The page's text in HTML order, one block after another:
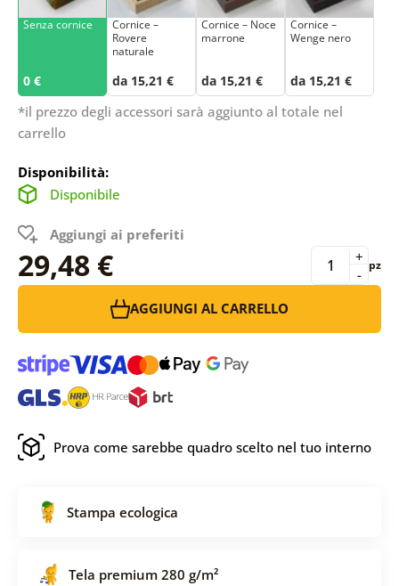
Senza cornice
0 €
Cornice –
Rovere
naturale
da 15,21 €
Cornice – Noce
marrone
da 15,21 €
Cornice –
Wenge nero
da 15,21 €
*il prezzo degli accessori sarà aggiunto al totale nel
carrello
Disponibilità:
Disponibile
Aggiungi ai preferiti
29,48 € -
+ pz
AGGIUNGI AL CARRELLO
Prova come sarebbe quadro scelto nel tuo interno
Stampa ecologica
Tela premium 280 g/m²